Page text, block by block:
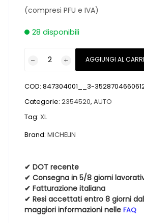
(compresi PFU e IVA)
28 disponibili
PRIMACY
4
XL
235
20
100V
quantità
AGGIUNGI AL
COD:847304001__3-
Categorie:2354520,AUTO
Tag:XL
Brand:MICHELIN
✔ DOT recente
✔ Consegna in 5/8 giorni
✔ Fatturazione italiana
✔ Resi accettati entro 8 giorni
maggiori informazioni nelleFAQ